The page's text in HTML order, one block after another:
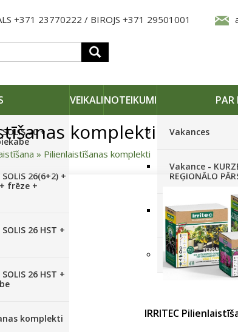
+371 23770222 / BIROJS +371 29501001
20 +
26(6+2) +
frēze +
26 HST +
26 HST +
komplekti
VEIKALINOTEIKUMI PAR
Vakances
Vakance -
REĢIONĀLO
Vakance -
STRĀDNIEKU
Pieteikties
komplekti
» Pilienlaistīšanas komplekti
IRRITEC